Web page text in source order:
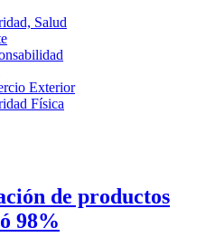
Salud
Exterior
Física
de productos
98%